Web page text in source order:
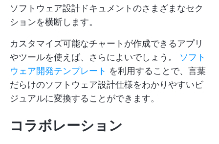
ソフトウェア設計ドキュメントのさまざまなセク
ションを横断します。
カスタマイズ可能なチャートが作成できるアプリ
やツールを使えば、さらによいでしょう。 ソフト
ウェア開発テンプレート を利用することで、言葉
だらけのソフトウェア設計仕様をわかりやすいビ
ジュアルに変換することができます。
コラボレーション